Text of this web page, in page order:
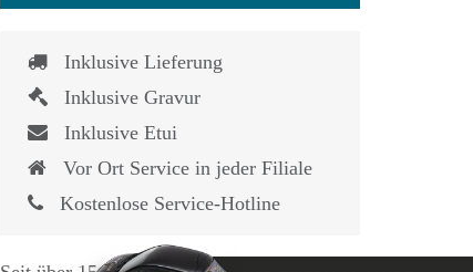
1.825,- €
Inklusive Lieferung
Inklusive Gravur
Inklusive Etui
Vor Ort Service in jeder Filiale
Kostenlose Service-Hotline